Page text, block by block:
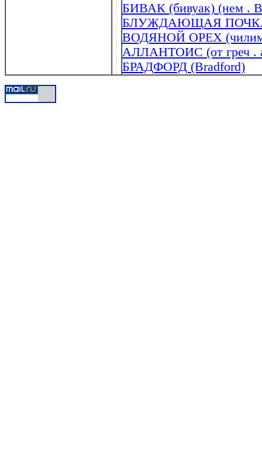
БИВАК (бивуак) (нем .
БЛУЖДАЮЩАЯ
ВОДЯНОЙ ОРЕХ
АЛЛАНТОИС (от греч .
БРАДФОРД (Bradford)